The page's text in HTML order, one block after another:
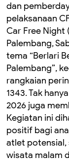
dan
pelaksanaan
Car Free Night
Palembang,
tema “Berlari
Palembang”,
rangkaian
1343. Tak
2026 juga
Kegiatan ini
positif bagi
atlet potensial,
wisata malam